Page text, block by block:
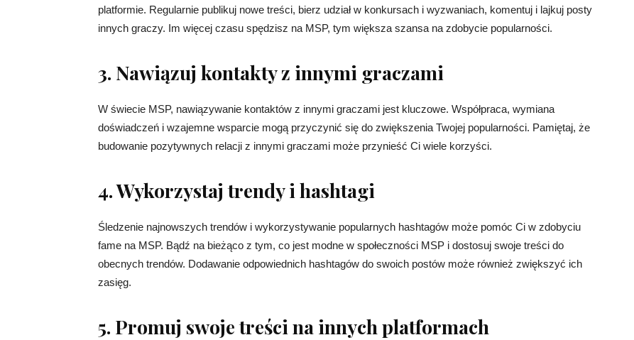
platformie. Regularnie publikuj nowe treści, bierz udział w konkursach i wyzwaniach, komentuj i lajkuj posty
innych graczy. Im więcej czasu spędzisz na MSP, tym większa szansa na zdobycie popularności.
3. Nawiązuj kontakty z innymi graczami
W świecie MSP, nawiązywanie kontaktów z innymi graczami jest kluczowe. Współpraca, wymiana
doświadczeń i wzajemne wsparcie mogą przyczynić się do zwiększenia Twojej popularności. Pamiętaj, że
budowanie pozytywnych relacji z innymi graczami może przynieść Ci wiele korzyści.
4. Wykorzystaj trendy i hashtagi
Śledzenie najnowszych trendów i wykorzystywanie popularnych hashtagów może pomóc Ci w zdobyciu
fame na MSP. Bądź na bieżąco z tym, co jest modne w społeczności MSP i dostosuj swoje treści do
obecnych trendów. Dodawanie odpowiednich hashtagów do swoich postów może również zwiększyć ich
zasięg.
5. Promuj swoje treści na innych platformach